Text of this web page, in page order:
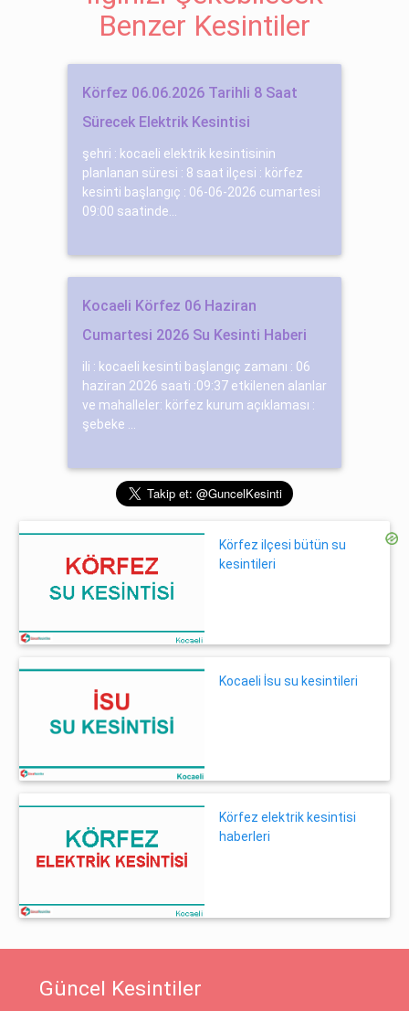
Benzer Kesintiler
Körfez 06.06.2026 Tarihli 8 Saat
Sürecek Elektrik Kesintisi
şehri : kocaeli elektrik kesintisinin
planlanan süresi : 8 saat ilçesi : körfez
kesinti başlangıç : 06-06-2026 cumartesi
09:00 saatinde...
Kocaeli Körfez 06 Haziran
Cumartesi 2026 Su Kesinti Haberi
ili : kocaeli kesinti başlangıç zamanı : 06
haziran 2026 saati :09:37 etkilenen alanlar
ve mahalleler: körfez kurum açıklaması :
şebeke ...
Körfez ilçesi bütün su
kesintileri
Kocaeli İsu su kesintileri
Körfez elektrik kesintisi
haberleri
Güncel Kesintiler